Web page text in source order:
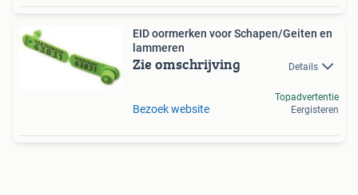
EID oormerken voor Schapen/Geiten en
lammeren
Zie omschrijving Details
Bezoek website
Topadvertentie
Eergisteren